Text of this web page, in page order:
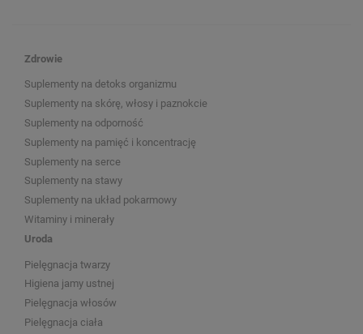
Zdrowie
Suplementy na detoks organizmu
Suplementy na skórę, włosy i paznokcie
Suplementy na odporność
Suplementy na pamięć i koncentrację
Suplementy na serce
Suplementy na stawy
Suplementy na układ pokarmowy
Witaminy i minerały
Uroda
Pielęgnacja twarzy
Higiena jamy ustnej
Pielęgnacja włosów
Pielęgnacja ciała